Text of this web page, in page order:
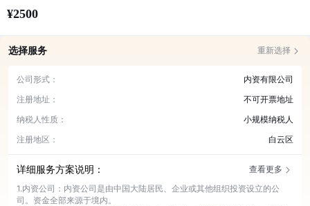
¥2500
选择服务 重新选择
公司形式：
内资有限公司
注册地址：
不可开票地址
纳税人性质：
小规模纳税人
注册地区：
白云区
详细服务方案说明：
查看更多
1.内资公司：内资公司是由中国大陆居民、企业或其他组织投资设立的公
司。资金全部来源于境内。